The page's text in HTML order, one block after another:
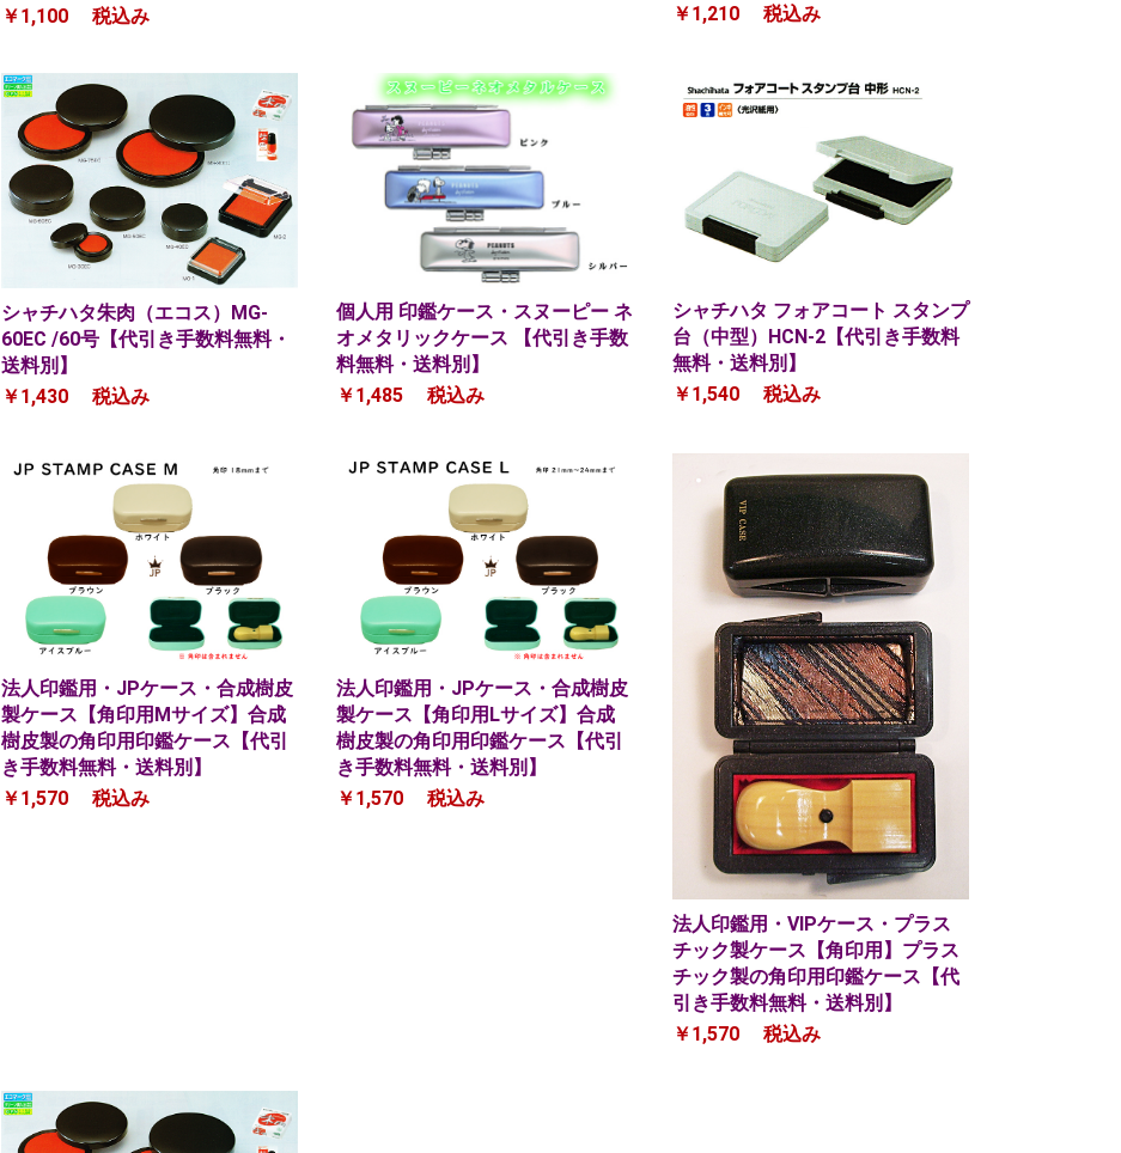
￥1,100
税込み
￥1,210
税込み
シャチハタ朱肉（エコス）MG-
60EC /60号【代引き手数料無料・
送料別】
￥1,430
税込み
個人用 印鑑ケース・スヌーピー ネ
オメタリックケース 【代引き手数
料無料・送料別】
￥1,485
税込み
シャチハタ フォアコート スタンプ
台（中型）HCN-2【代引き手数料
無料・送料別】
￥1,540
税込み
法人印鑑用・JPケース・合成樹皮
製ケース【角印用Mサイズ】合成
樹皮製の角印用印鑑ケース【代引
き手数料無料・送料別】
￥1,570
税込み
法人印鑑用・JPケース・合成樹皮
製ケース【角印用Lサイズ】合成
樹皮製の角印用印鑑ケース【代引
き手数料無料・送料別】
￥1,570
税込み
法人印鑑用・VIPケース・プラス
チック製ケース【角印用】プラス
チック製の角印用印鑑ケース【代
引き手数料無料・送料別】
￥1,570
税込み